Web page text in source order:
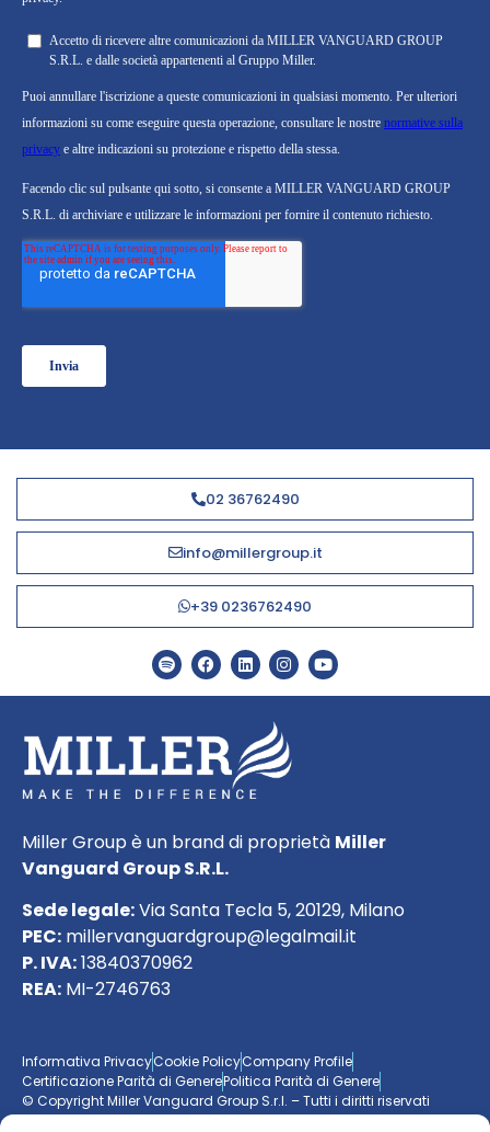
02 36762490
info@millergroup.it
+39 0236762490
Miller Group è un brand di proprietà Miller
Vanguard Group S.R.L.
Sede legale:Via Santa Tecla 5, 20129, Milano
PEC: millervanguardgroup@legalmail.it
P. IVA:13840370962
REA: MI-2746763
Informativa PrivacyCookie PolicyCompany Profile
Certificazione Parità di GenerePolitica Parità di Genere
© Copyright Miller Vanguard Group S.r.l. – Tutti i diritti riservati